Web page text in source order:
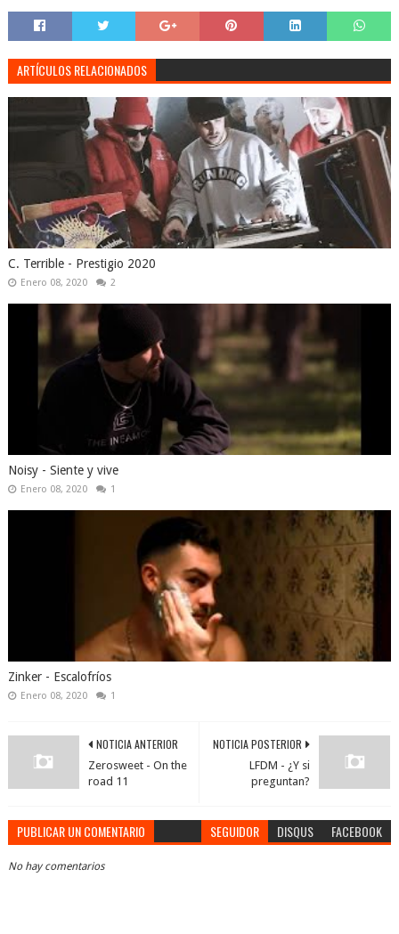
ARTÍCULOS RELACIONADOS
C. Terrible - Prestigio 2020
Enero 08, 2020 2
Noisy - Siente y vive
Enero 08, 2020 1
Zinker - Escalofríos
Enero 08, 2020 1
NOTICIA POSTERIOR
LFDM - ¿Y si
preguntan?
NOTICIA ANTERIOR
Zerosweet - On the
road 11
PUBLICAR UN COMENTARIO SEGUIDOR DISQUS FACEBOOK
No hay comentarios